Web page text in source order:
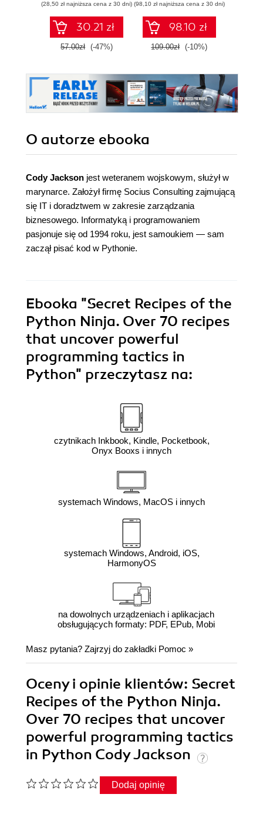
(28,50 zł najniższa cena z 30 dni)
30.21 zł
57.00zł (-47%)
Python syntax
while building real-
world applications
(98,10 zł najniższa cena z 30 dni)
98.10 zł
109.00zł (-10%)
O autorze ebooka
Cody Jackson jest weteranem wojskowym, służył w
marynarce. Założył firmę Socius Consulting zajmującą
się IT i doradztwem w zakresie zarządzania
biznesowego. Informatyką i programowaniem
pasjonuje się od 1994 roku, jest samoukiem — sam
zaczął pisać kod w Pythonie.
Ebooka "Secret Recipes of the
Python Ninja. Over 70 recipes
that uncover powerful
programming tactics in
Python" przeczytasz na:
czytnikach Inkbook, Kindle, Pocketbook,
Onyx Booxs i innych
systemach Windows, MacOS i innych
systemach Windows, Android, iOS,
HarmonyOS
na dowolnych urządzeniach i aplikacjach
obsługujących formaty: PDF, EPub, Mobi
Masz pytania? Zajrzyj do zakładki Pomoc »
Oceny i opinie klientów: Secret
Recipes of the Python Ninja.
Over 70 recipes that uncover
powerful programming tactics
in Python Cody Jackson
Dodaj opinię